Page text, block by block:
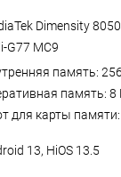
Dimensity
G77 MC9
память:
память: 8
для карты памяти:
13, HiOS 13.5